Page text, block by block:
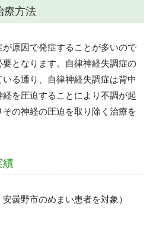
療方法
原因で発症することが多いので
となります。自律神経失調症の
る通り、自律神経失調症は背中
経を圧迫することにより不調が起
の神経の圧迫を取り除く治療を
績
曇野市のめまい患者を対象）